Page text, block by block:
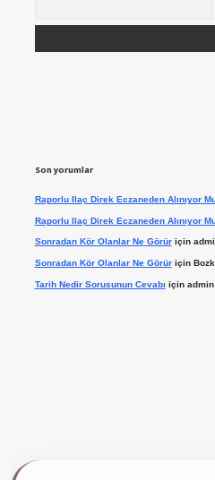
Son yorumlar
Raporlu Ilaç Direk Eczaneden Alınıyor
Raporlu Ilaç Direk Eczaneden Alınıyor
Sonradan Kör Olanlar Ne Görüriçin
Sonradan Kör Olanlar Ne Görüriçin
Tarih Nedir Sorusunun Cevabı için admin